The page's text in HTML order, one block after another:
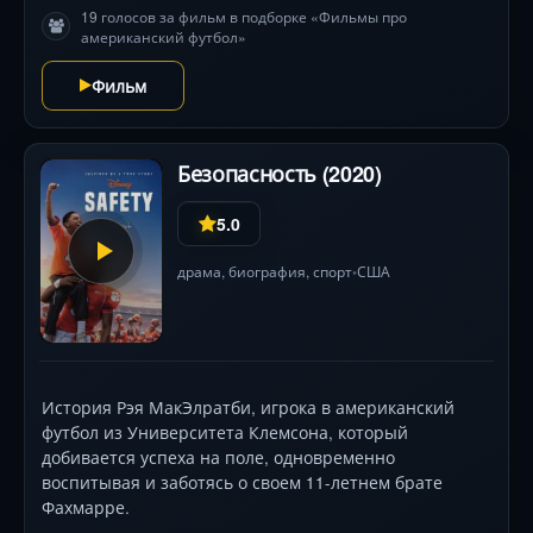
судьбы.19 голосов за фильм в подборке «Фильмы про
американский футбол»
Фильм
Безопасность (2020)
5.0
драма, биография, спорт•США
История Рэя МакЭлратби, игрока в американский
футбол из Университета Клемсона, который
добивается успеха на поле, одновременно
воспитывая и заботясь о своем 11-летнем брате
Фахмарре.